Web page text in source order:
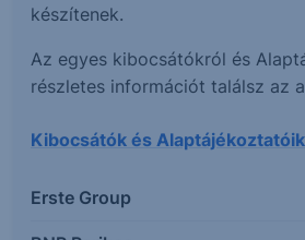
készítenek.
Az egyes kibocsátókról és
részletes információt találsz az
Kibocsátók és Alaptájékoztatóik
Erste Group